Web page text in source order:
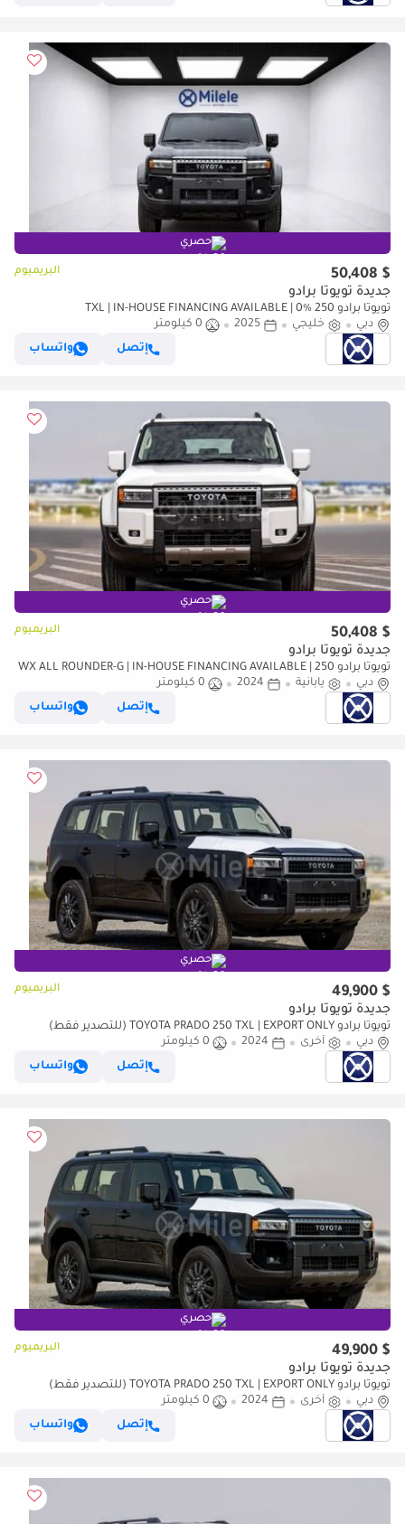
حصري
$ 50,408 البريميوم
جديدة تويوتا برادو
تويوتا برادو 250 TXL | IN-HOUSE FINANCING AVAILABLE | 0%
DOWNPAYMENT (BANK)
دبي خليجي 2025
0 كيلومتر
إتصل
واتساب
حصري
$ 50,408 البريميوم
جديدة تويوتا برادو
تويوتا برادو 250 WX ALL ROUNDER-G | IN-HOUSE FINANCING AVAILABLE |
0% DOWNPAYMENT (BANK)
دبي يابانية 2024
0 كيلومتر
إتصل
واتساب
حصري
$ 49,900 البريميوم
جديدة تويوتا برادو
تويوتا برادو TOYOTA PRADO 250 TXL | EXPORT ONLY (للتصدير فقط)
دبي
أخرى 2024
0 كيلومتر
إتصل
واتساب
حصري
$ 49,900 البريميوم
جديدة تويوتا برادو
تويوتا برادو TOYOTA PRADO 250 TXL | EXPORT ONLY (للتصدير فقط)
دبي
أخرى 2024
0 كيلومتر
إتصل
واتساب